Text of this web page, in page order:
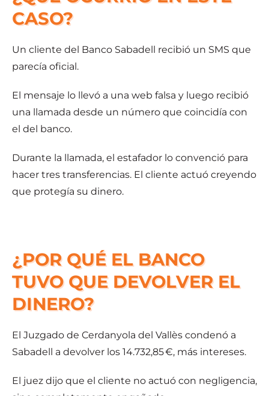
CASO?
Un cliente del Banco Sabadell recibió un SMS que
parecía oficial.
El mensaje lo llevó a una web falsa y luego recibió
una llamada desde un número que coincidía con
el del banco.
Durante la llamada, el estafador lo convenció para
hacer tres transferencias. El cliente actuó creyendo
que protegía su dinero.
¿POR QUÉ EL BANCO
TUVO QUE DEVOLVER EL
DINERO?
El Juzgado de Cerdanyola del Vallès condenó a
Sabadell a devolver los 14.732,85 €, más intereses.
El juez dijo que el cliente no actuó con negligencia,